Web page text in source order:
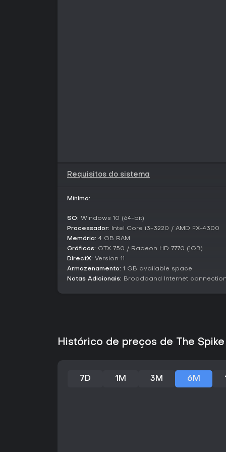
Requisitos do sistema
Mínimo:
SO: Windows 10 (64-bit)
Processador: Intel Core i3-3220 / AMD FX-4300
Memória: 4 GB RAM
Gráficos: GTX 750 / Radeon HD 7770 (1GB)
DirectX: Version 11
Armazenamento: 1 GB available space
Notas Adicionais: Broadband Internet
Histórico de preços de The
7D 1M 3M 6M